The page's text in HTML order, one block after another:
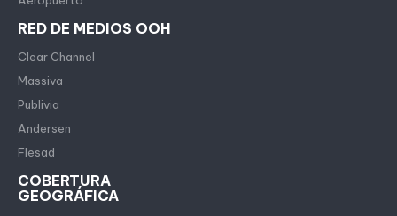
RED DE MEDIOS OOH
Clear Channel
Massiva
Publivia
Andersen
Flesad
COBERTURA
GEOGRÁFICA